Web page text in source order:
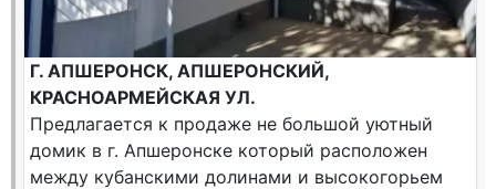
Г. АПШЕРОНСК, АПШЕРОНСКИЙ,
КРАСНОАРМЕЙСКАЯ УЛ.
Предлагается к продаже не большой уютный
домик в г. Апшеронске который расположен
между кубанскими долинами и высокогорьем